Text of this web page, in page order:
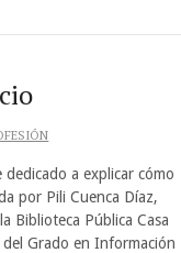
a explicar cómo
por Pili Cuenca Díaz,
Biblioteca Pública Casa
del Grado en Información